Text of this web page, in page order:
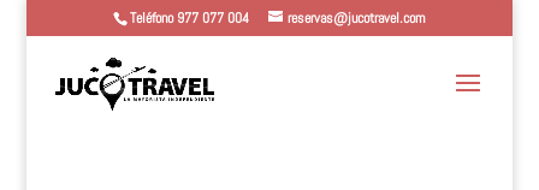
Teléfono 977 077 004 reservas@jucotravel.com